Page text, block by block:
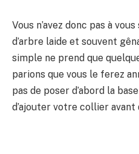
Vous n’avez donc pas à
d’arbre laide et souvent
simple ne prend que
parions que vous le ferez
pas de poser d’abord la
d’ajouter votre collier avant